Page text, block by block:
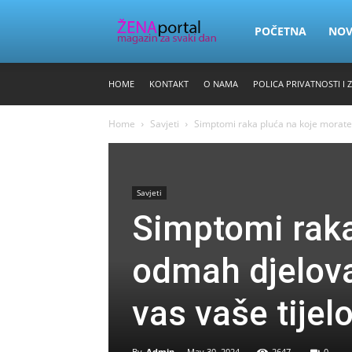
Zena
POČETNA
HOME KONTAKT O NAMA POLICA PRIVATNOSTI I
Home Savjeti Simptomi raka pluća na koje
Savjeti
Simptomi
odmah
vas vaše